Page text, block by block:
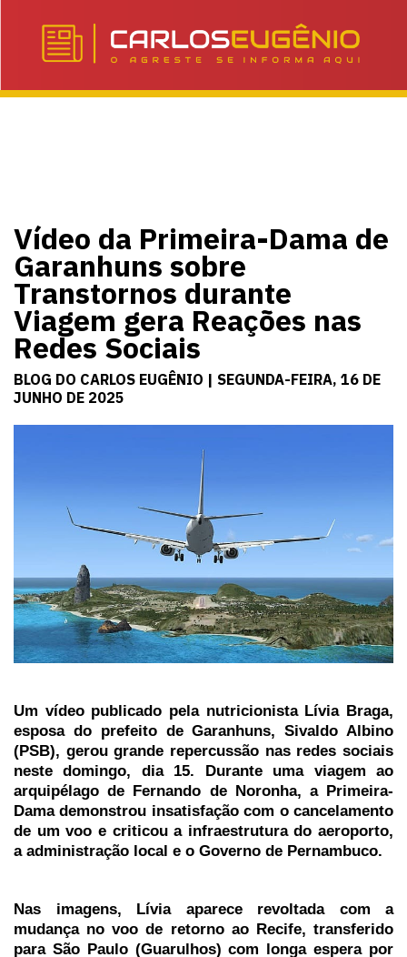
Vídeo da Primeira-Dama de
Garanhuns sobre
Transtornos durante
Viagem gera Reações nas
Redes Sociais
BLOG DO CARLOS EUGÊNIO | SEGUNDA-FEIRA, 16 DE
JUNHO DE 2025
Um vídeo publicado pela nutricionista Lívia Braga,
esposa do prefeito de Garanhuns, Sivaldo Albino
(PSB), gerou grande repercussão nas redes sociais
neste domingo, dia 15. Durante uma viagem ao
arquipélago de Fernando de Noronha, a Primeira-
Dama demonstrou insatisfação com o cancelamento
de um voo e criticou a infraestrutura do aeroporto,
a administração local e o Governo de Pernambuco.
Nas imagens, Lívia aparece revoltada com a
mudança no voo de retorno ao Recife, transferido
para São Paulo (Guarulhos) com longa espera por